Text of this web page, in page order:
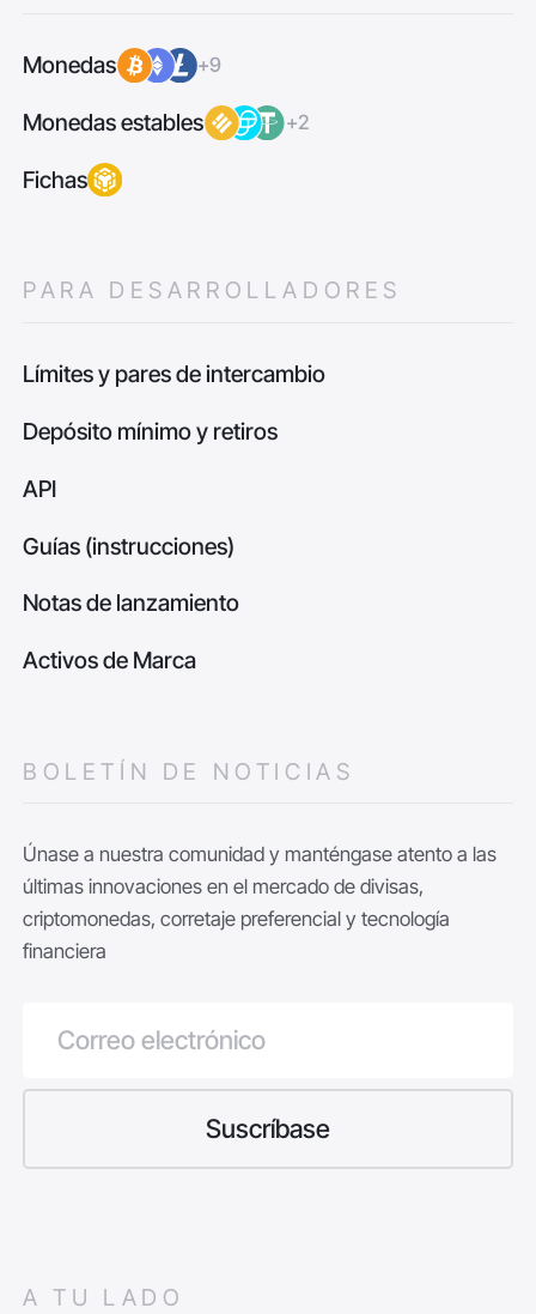
Monedas +9
Monedas estables +2
Fichas
PARA DESARROLLADORES
Límites y pares de intercambio
Depósito mínimo y retiros
API
Guías (instrucciones)
Notas de lanzamiento
Activos de Marca
BOLETÍN DE NOTICIAS
Únase a nuestra comunidad y manténgase atento a las
últimas innovaciones en el mercado de divisas,
criptomonedas, corretaje preferencial y tecnología
financiera
A TU LADO